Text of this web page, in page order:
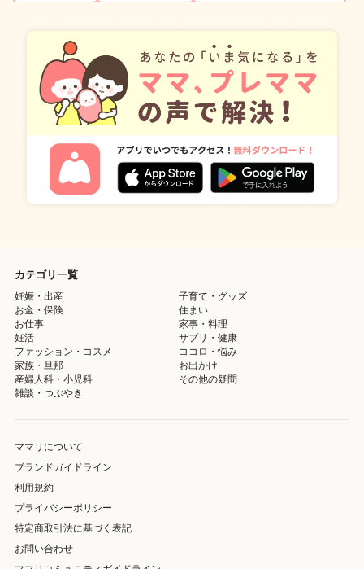
カテゴリ一覧
妊娠・出産
子育て・グッズ
お金・保険
住まい
お仕事
家事・料理
妊活
サプリ・健康
ファッション・コスメ
ココロ・悩み
家族・旦那
お出かけ
産婦人科・小児科
その他の疑問
雑談・つぶやき
ママリについて
ブランドガイドライン
利用規約
プライバシーポリシー
特定商取引法に基づく表記
お問い合わせ